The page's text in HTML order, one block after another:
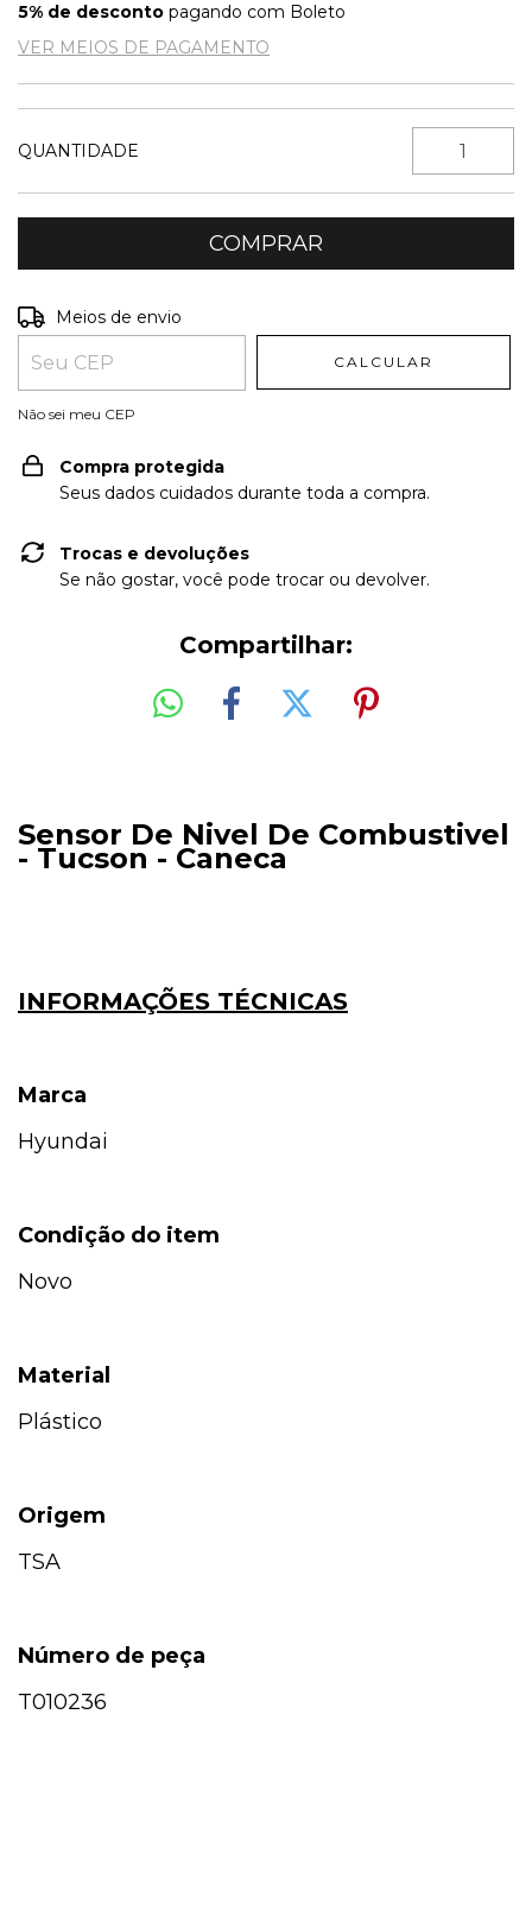
5% de desconto pagando com Boleto
VER MEIOS DE PAGAMENTO
QUANTIDADE
Entregas para o CEP:
Meios de envio
CALCULAR
Não sei meu CEP
Compra protegida
Seus dados cuidados durante toda a compra.
Trocas e devoluções
Se não gostar, você pode trocar ou devolver.
Compartilhar:
Sensor De Nivel De Combustivel
- Tucson - Caneca
INFORMAÇÕES TÉCNICAS
Marca
Hyundai
Condição do item
Novo
Material
Plástico
Origem
TSA
Número de peça
T010236